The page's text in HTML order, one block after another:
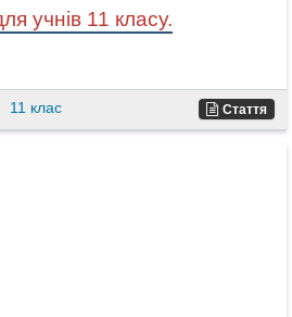
учнів 11 класу.
11 клас Стаття